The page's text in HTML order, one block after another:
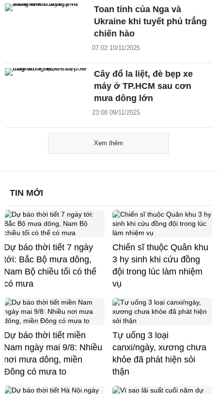
Toan tính của Nga và
Ukraine khi tuyết phủ trắng
chiến hào
07:02 10/11/2025
Cây đổ la liệt, đè bẹp xe
máy ở TP.HCM sau cơn
mưa dông lớn
23:08 09/11/2025
Xem thêm
TIN MỚI
Dự báo thời tiết 7 ngày
tới: Bắc Bộ mưa dông,
Nam Bộ chiều tối có thể
có mưa
Chiến sĩ thuộc Quân khu
3 hy sinh khi cứu đồng
đội trong lúc làm nhiệm
vụ
Dự báo thời tiết miền
Nam ngày mai 9/8: Nhiều
nơi mưa dông, miền
Đông có mưa to
Tự uống 3 loại
canxi/ngày, xương chưa
khỏe đã phát hiện sỏi
thận